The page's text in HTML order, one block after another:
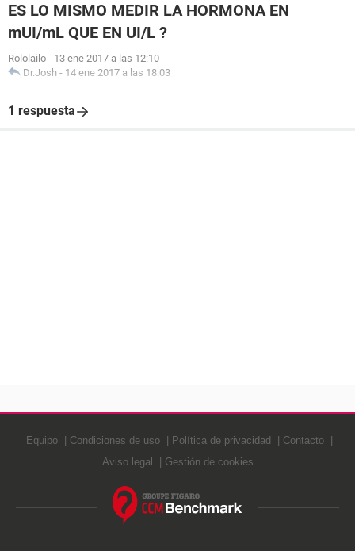
ES LO MISMO MEDIR LA HORMONA EN
mUI/mL QUE EN UI/L ?
Rololailo - 13 ene 2017 a las 12:10
Dr.Josh - 14 ene 2017 a las 18:03
1 respuesta
Equipo Condiciones de uso Política de privacidad
Contacto
Aviso legal
Gestión de cookies